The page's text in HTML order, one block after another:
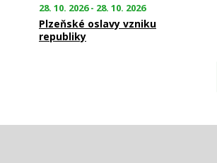
28. 10. 2026 - 28. 10. 2026
Plzeňské oslavy vzniku
republiky